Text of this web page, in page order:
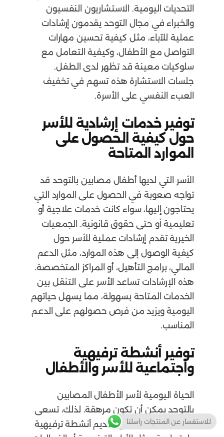
التحديات اليومية. الاستشاريون النفسيون
والخبراء في مجال التوحد يقدمون إرشادات
عملية للآباء، مثل كيفية تحسين مهارات
التواصل مع الأطفال، وكيفية التعامل مع
سلوكيات معينة قد تظهر لدى الطفل.
جلسات الاستشارة هذه تسهم في تخفيف
العبء النفسي على الأسرة.
توفير خدمات إرشادية للأسر
حول كيفية الحصول على
الموارد المتاحة
الأسر التي لديها أطفال مصابين بالتوحد قد
تواجه صعوبة في الحصول على الموارد التي
يحتاجون إليها، سواء كانت خدمات علاجية أو
تعليمية أو حتى حقوق قانونية. الجمعيات
الخيرية تقدم إرشادات عملية للأسر حول
كيفية الوصول إلى هذه الموارد، مثل الدعم
المالي، برامج التأهيل، أو المراكز المتخصصة.
هذه الإرشادات تساعد الأسر على التنقل بين
الخدمات المتاحة بسهولة، مما يسهل حياتهم
اليومية ويزيد من فرص حصولهم على الدعم
المناسب.
توفير أنشطة ترفيهية
واجتماعية للأسر والأطفال
الحياة اليومية لأسر الأطفال المصابين
بالتوحد يمكن أن تكون مرهقة. لذلك، تسعى
الجمعيات الخيرية إلى تقديم أنشطة ترفيهية
للاستفسار عن المنتجات راسلنا